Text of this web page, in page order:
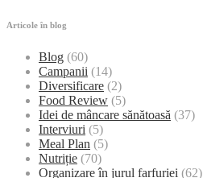
Articole în blog
Blog (60)
Campanii (14)
Diversificare (2)
Food Review (5)
Idei de mâncare sănătoasă (37)
Interviuri (5)
Meal Plan (5)
Nutriție (70)
Organizare în jurul farfuriei (62)